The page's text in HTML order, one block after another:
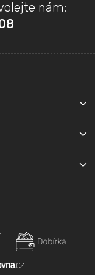
nám: